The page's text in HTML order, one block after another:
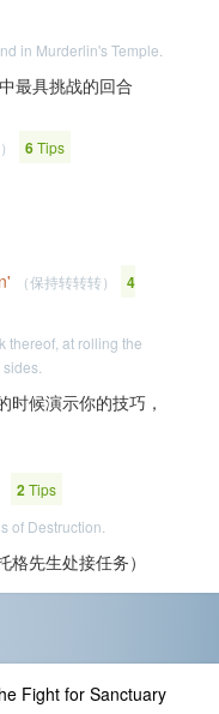
in Murderlin's Temple.
最具挑战的回合
6Tips
（保持转转转） 4
thereof, at rolling the
时候演示你的技巧，
2Tips
of Destruction.
先生处接任务）
Fight for Sanctuary